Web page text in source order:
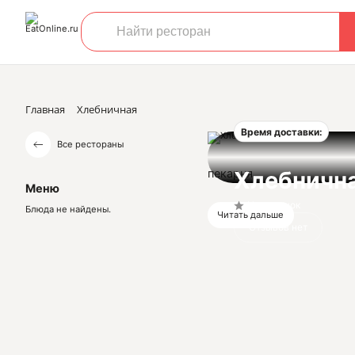
Главная Хлебничная
Все рестораны
Меню
Блюда не найдены.
Время доставки:
пекарня
Читать дальше